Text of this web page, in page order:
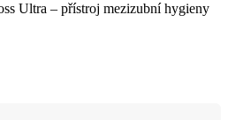
Ultra – přístroj mezizubní hygieny